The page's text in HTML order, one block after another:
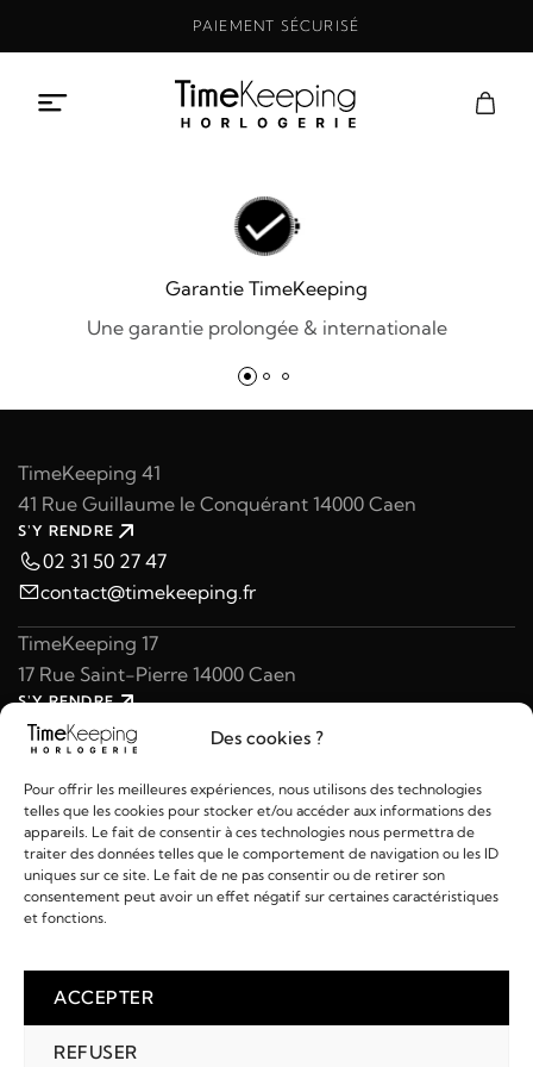
Des cookies ?
Pour offrir les meilleures expériences, nous utilisons des technologies
telles que les cookies pour stocker et/ou accéder aux informations des
appareils. Le fait de consentir à ces technologies nous permettra de
traiter des données telles que le comportement de navigation ou les ID
uniques sur ce site. Le fait de ne pas consentir ou de retirer son
consentement peut avoir un effet négatif sur certaines caractéristiques
et fonctions.
ACCEPTER
REFUSER
PAIEMENT SÉCURISÉ
Garantie TimeKeeping
Une garantie prolongée & internationale
TimeKeeping 41
41 Rue Guillaume le Conquérant 14000 Caen
S'Y RENDRE
02 31 50 27 47
contact@timekeeping.fr
TimeKeeping 17
17 Rue Saint-Pierre 14000 Caen
S'Y RENDRE
02 31 47 49 97
contact@timekeeping.fr
Liens utiles
2026 © TIMEKEEPING - Réalisé par